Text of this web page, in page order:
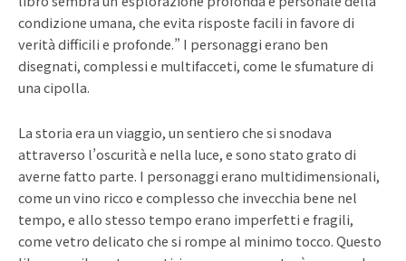
condizione umana, che evita risposte facili in favore di
verità difficili e profonde.” I personaggi erano ben
disegnati, complessi e multifacceti, come le sfumature di
una cipolla.
La storia era un viaggio, un sentiero che si snodava
attraverso l’oscurità e nella luce, e sono stato grato di
averne fatto parte. I personaggi erano multidimensionali,
come un vino ricco e complesso che invecchia bene nel
tempo, e allo stesso tempo erano imperfetti e fragili,
come vetro delicato che si rompe al minimo tocco. Questo